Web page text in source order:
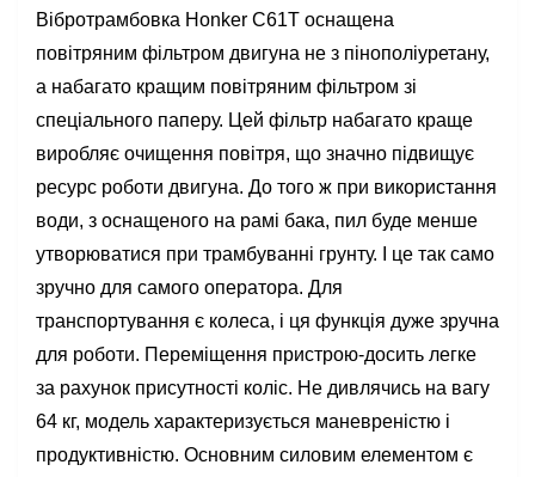
Вібротрамбовка Honker C61T оснащена
повітряним фільтром двигуна не з пінополіуретану,
а набагато кращим повітряним фільтром зі
спеціального паперу. Цей фільтр набагато краще
виробляє очищення повітря, що значно підвищує
ресурс роботи двигуна. До того ж при використання
води, з оснащеного на рамі бака, пил буде менше
утворюватися при трамбуванні грунту. І це так само
зручно для самого оператора. Для
транспортування є колеса, і ця функція дуже зручна
для роботи. Переміщення пристрою-досить легке
за рахунок присутності коліс. Не дивлячись на вагу
64 кг, модель характеризується маневреністю і
продуктивністю. Основним силовим елементом є